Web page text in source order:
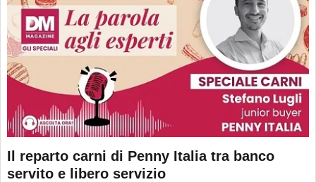
Il reparto carni di Penny Italia tra banco
servito e libero servizio